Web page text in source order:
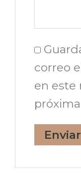
correo
en este